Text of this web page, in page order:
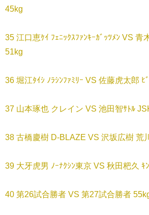
45kg
35 江口恵ｹｲ ﾌｪﾆｯｸｽﾌｧﾝｷｰｶﾞｯﾂﾒﾝ VS 青
51kg
36 堀江ﾀｲｼ ﾉﾗｼﾝﾌｧﾐﾘｰ VS 佐藤虎太郎 ﾋ
37 山本琢也 クレイン VS 池田智ｻﾄﾙ
38 古橋慶樹 D-BLAZE VS 沢坂広樹 荒
39 大牙虎男 ﾉｰﾅｸｼﾝ東京 VS 秋田杷久 ｷ
40 第26試合勝者 VS 第27試合勝者